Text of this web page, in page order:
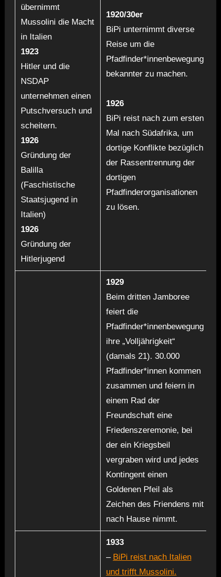
übernimmt
Mussolini die Macht
in Italien
1923
Hitler und die
NSDAP
unternehmen einen
Putschversuch und
scheitern.
1926
Gründung der
Balilla
(Faschistische
Staatsjugend in
Italien)
1926
Gründung der
Hitlerjugend
1920/30er
BiPi unternimmt diverse
Reise um die
Pfadfinder*innenbewegung
bekannter zu machen.
1926
BiPi reist nach zum ersten
Mal nach Südafrika, um
dortige Konflikte bezüglich
der Rassentrennung der
dortigen
Pfadfinderorganisationen
zu lösen.
1929
Beim dritten Jamboree
feiert die
Pfadfinder*innenbewegung
ihre „Volljährigkeit“
(damals 21). 30.000
Pfadfinder*innen kommen
zusammen und feiern in
einem Rad der
Freundschaft eine
Friedenszeremonie, bei
der ein Kriegsbeil
vergraben wird und jedes
Kontingent einen
Goldenen Pfeil als
Zeichen des Friendens mit
nach Hause nimmt.
1933
– BiPi reist nach Italien
und trifft Mussolini.